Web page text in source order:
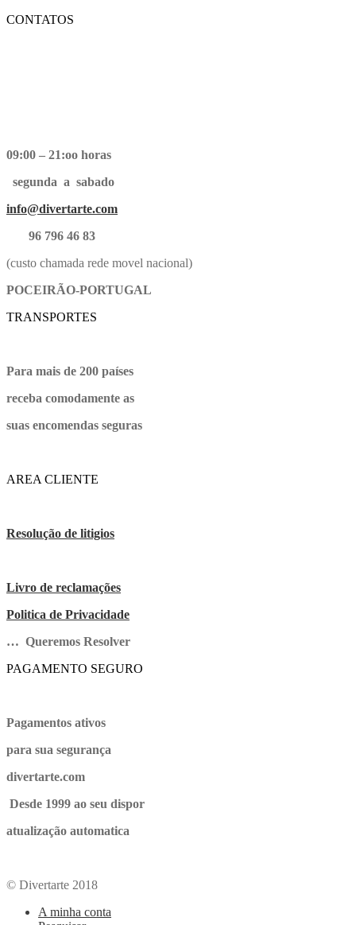
CONTATOS
09:00 – 21:oo horas
segunda a sabado
info@divertarte.com
96 796 46 83
(custo chamada rede movel nacional)
POCEIRÃO-PORTUGAL
TRANSPORTES
Para mais de 200 países
receba comodamente as
suas encomendas seguras
AREA CLIENTE
Resolução de litigios
Livro de reclamações
Politica de Privacidade
… Queremos Resolver
PAGAMENTO SEGURO
Pagamentos ativos
para sua segurança
divertarte.com
Desde 1999 ao seu dispor
atualização automatica
© Divertarte 2018
A minha conta